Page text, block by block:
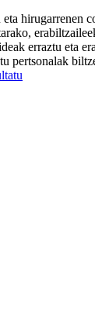
hirugarrenen
erraztu eta
pertsonalak